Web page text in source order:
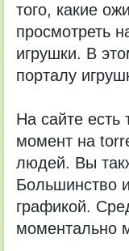
того, какие
просмотреть
игрушки. В
порталу
На сайте есть
момент на
людей. Вы
Большинство
графикой.
моментально